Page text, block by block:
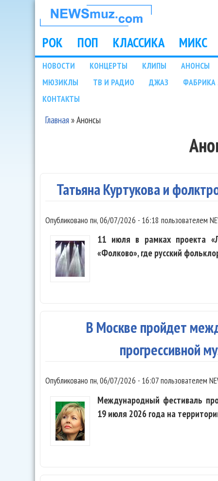
НОВОСТИ
МУЗЫКИ И
ШОУ БИЗНЕСА
NEWSMUZ.COM
Main menu
РОК ПОП КЛАССИКА МИКС
Подразделы
НОВОСТИ КОНЦЕРТЫ КЛИПЫ
АНОНСЫ
МЮЗИКЛЫ
ТВ И РАДИО ДЖАЗ
ФАБРИКА
КОНТАКТЫ
Главная»Анонсы
Татьяна Куртукова и
Опубликовано пн, 06/07/2026 - 16:18 пользователем
11 июля в рамках проекта
«Фолково», где русский
В Москве пройдет
прогрессивной
Опубликовано пн, 06/07/2026 - 16:07пользователем
Международный фестиваль
19 июля 2026 года на